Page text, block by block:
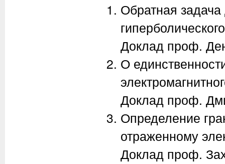
Обратная
Доклад проф.
О
Доклад проф.
Определение
отраженному
Доклад проф.